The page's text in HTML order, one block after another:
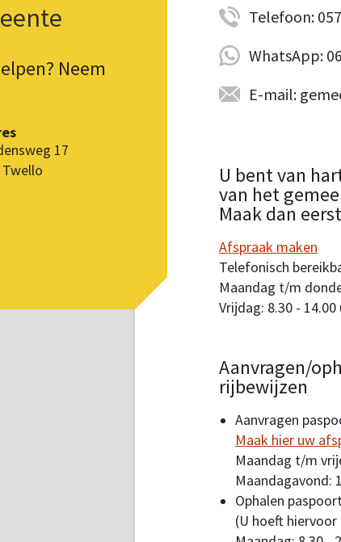
Neem
17
Twello
Telefoon:
WhatsApp:
E-mail:
U bent van
van het
Maak dan
Afspraak maken
Telefonisch
Maandag t/m
Vrijdag: 8.30 - 14.00
Aanvragen/
rijbewijzen
Aanvragen
Maak hier uw
Maandag t/m
Maandagavond:
Ophalen
(U hoeft